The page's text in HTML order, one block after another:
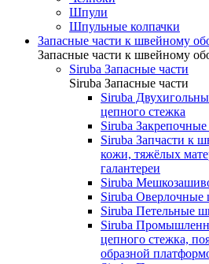
Шпули
Шпульные колпачки
Запасные части к швейному
Запасные части к швейному
Siruba Запасные части
Siruba Запасные части
Siruba
цепного стежка
Siruba
Siruba Запчасти к
кожи, тяжёлых
галантереи
Siruba
Siruba
Siruba Петельные
Siruba
цепного стежка,
образной